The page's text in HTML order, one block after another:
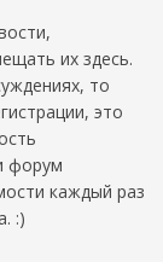
их здесь.
то
это
форум
каждый раз
:)